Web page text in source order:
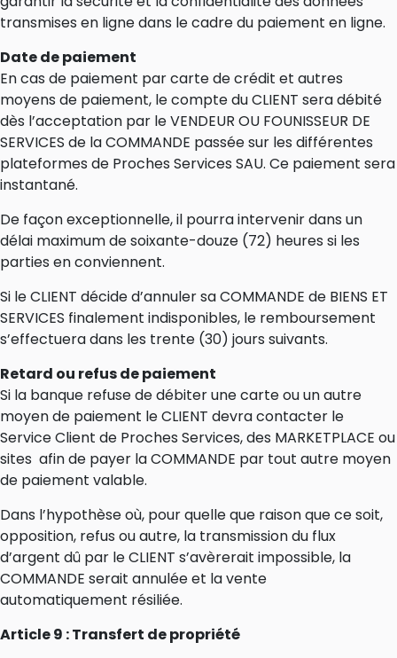
transmises en ligne dans le cadre du paiement en ligne.
Date de paiement
En cas de paiement par carte de crédit et autres
moyens de paiement, le compte du CLIENT sera débité
dès l’acceptation par le VENDEUR OU FOUNISSEUR DE
SERVICES de la COMMANDE passée sur les différentes
plateformes de Proches Services SAU. Ce paiement sera
instantané.
De façon exceptionnelle, il pourra intervenir dans un
délai maximum de soixante-douze (72) heures si les
parties en conviennent.
Si le CLIENT décide d’annuler sa COMMANDE de BIENS ET
SERVICES finalement indisponibles, le remboursement
s’effectuera dans les trente (30) jours suivants.
Retard ou refus de paiement
Si la banque refuse de débiter une carte ou un autre
moyen de paiement le CLIENT devra contacter le
Service Client de Proches Services, des MARKETPLACE ou
sites afin de payer la COMMANDE par tout autre moyen
de paiement valable.
Dans l’hypothèse où, pour quelle que raison que ce soit,
opposition, refus ou autre, la transmission du flux
d’argent dû par le CLIENT s’avèrerait impossible, la
COMMANDE serait annulée et la vente
automatiquement résiliée.
Article 9 : Transfert de propriété